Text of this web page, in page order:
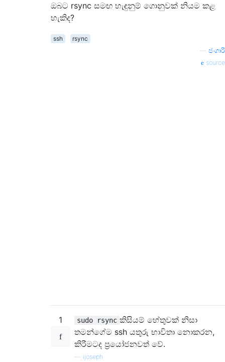
ඔබට rsync සමඟ හැඳුනුම් ගොනුවක් නියම කළ
හැකිද?
ssh
rsync
ජංගාරි
source
1 sudo rsync කිසියම් හේතුවක් නිසා
තමන්ගේම ssh යතුරු භාවිතා නොකරන,
කිරීමටද ප්‍රයෝජනවත් වේ.
ijoseph